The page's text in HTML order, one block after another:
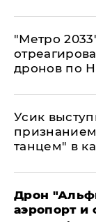
"Метро
дронов по
Усик
танцем" в
Дрон
аэропорт